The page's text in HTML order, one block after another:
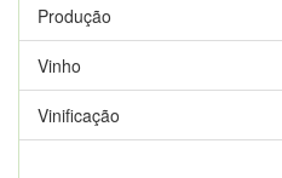
Produção
Vinho
Vinificação